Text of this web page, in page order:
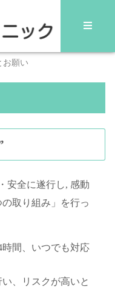
お願い
安全に遂行し, 感動
取り組み」を行っ
間、いつでも対応
、リスクが高いと